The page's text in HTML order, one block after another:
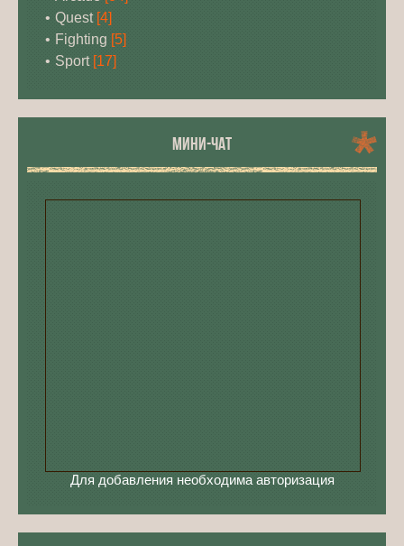
Quest [4]
Fighting [5]
Sport [17]
МИНИ-ЧАТ
Для добавления необходима авторизация